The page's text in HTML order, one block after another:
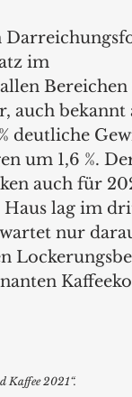
im
bekannt
deutliche
um 1,6 %.
auch für
Haus lag im
nur
Kaffee 2021“.